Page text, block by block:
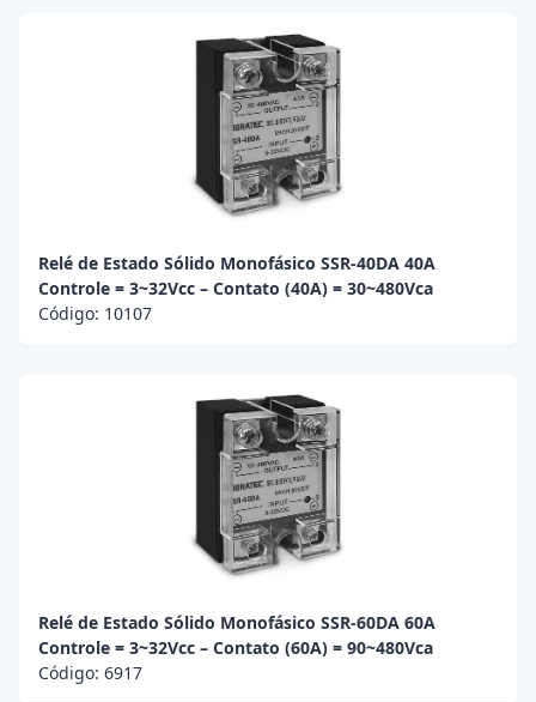
Relé de Estado Sólido Monofásico SSR-40DA 40A
Controle = 3~32Vcc – Contato (40A) = 30~480Vca
Código: 10107
Relé de Estado Sólido Monofásico SSR-60DA 60A
Controle = 3~32Vcc – Contato (60A) = 90~480Vca
Código: 6917